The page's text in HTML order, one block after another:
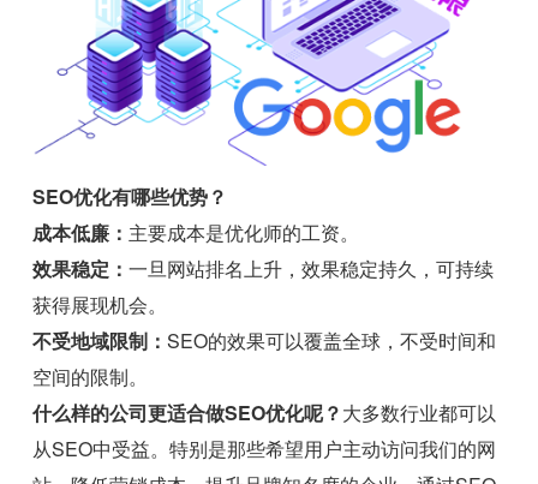
SEO优化有哪些优势？
成本低廉： 主要成本是优化师的工资。
效果稳定：一旦网站排名上升，效果稳定持久，可持续
获得展现机会。
不受地域限制：SEO的效果可以覆盖全球，不受时间和
空间的限制。
什么样的公司更适合做SEO优化呢？大多数行业都可以
从SEO中受益。特别是那些希望用户主动访问我们的网